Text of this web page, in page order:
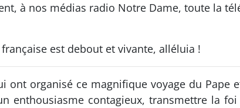
à nos médias radio Notre Dame, toute la
est debout et vivante, alléluia !
ont organisé ce magnifique voyage du
enthousiasme contagieux, transmettre la foi